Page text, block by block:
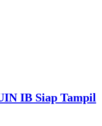
IB Siap Tampil